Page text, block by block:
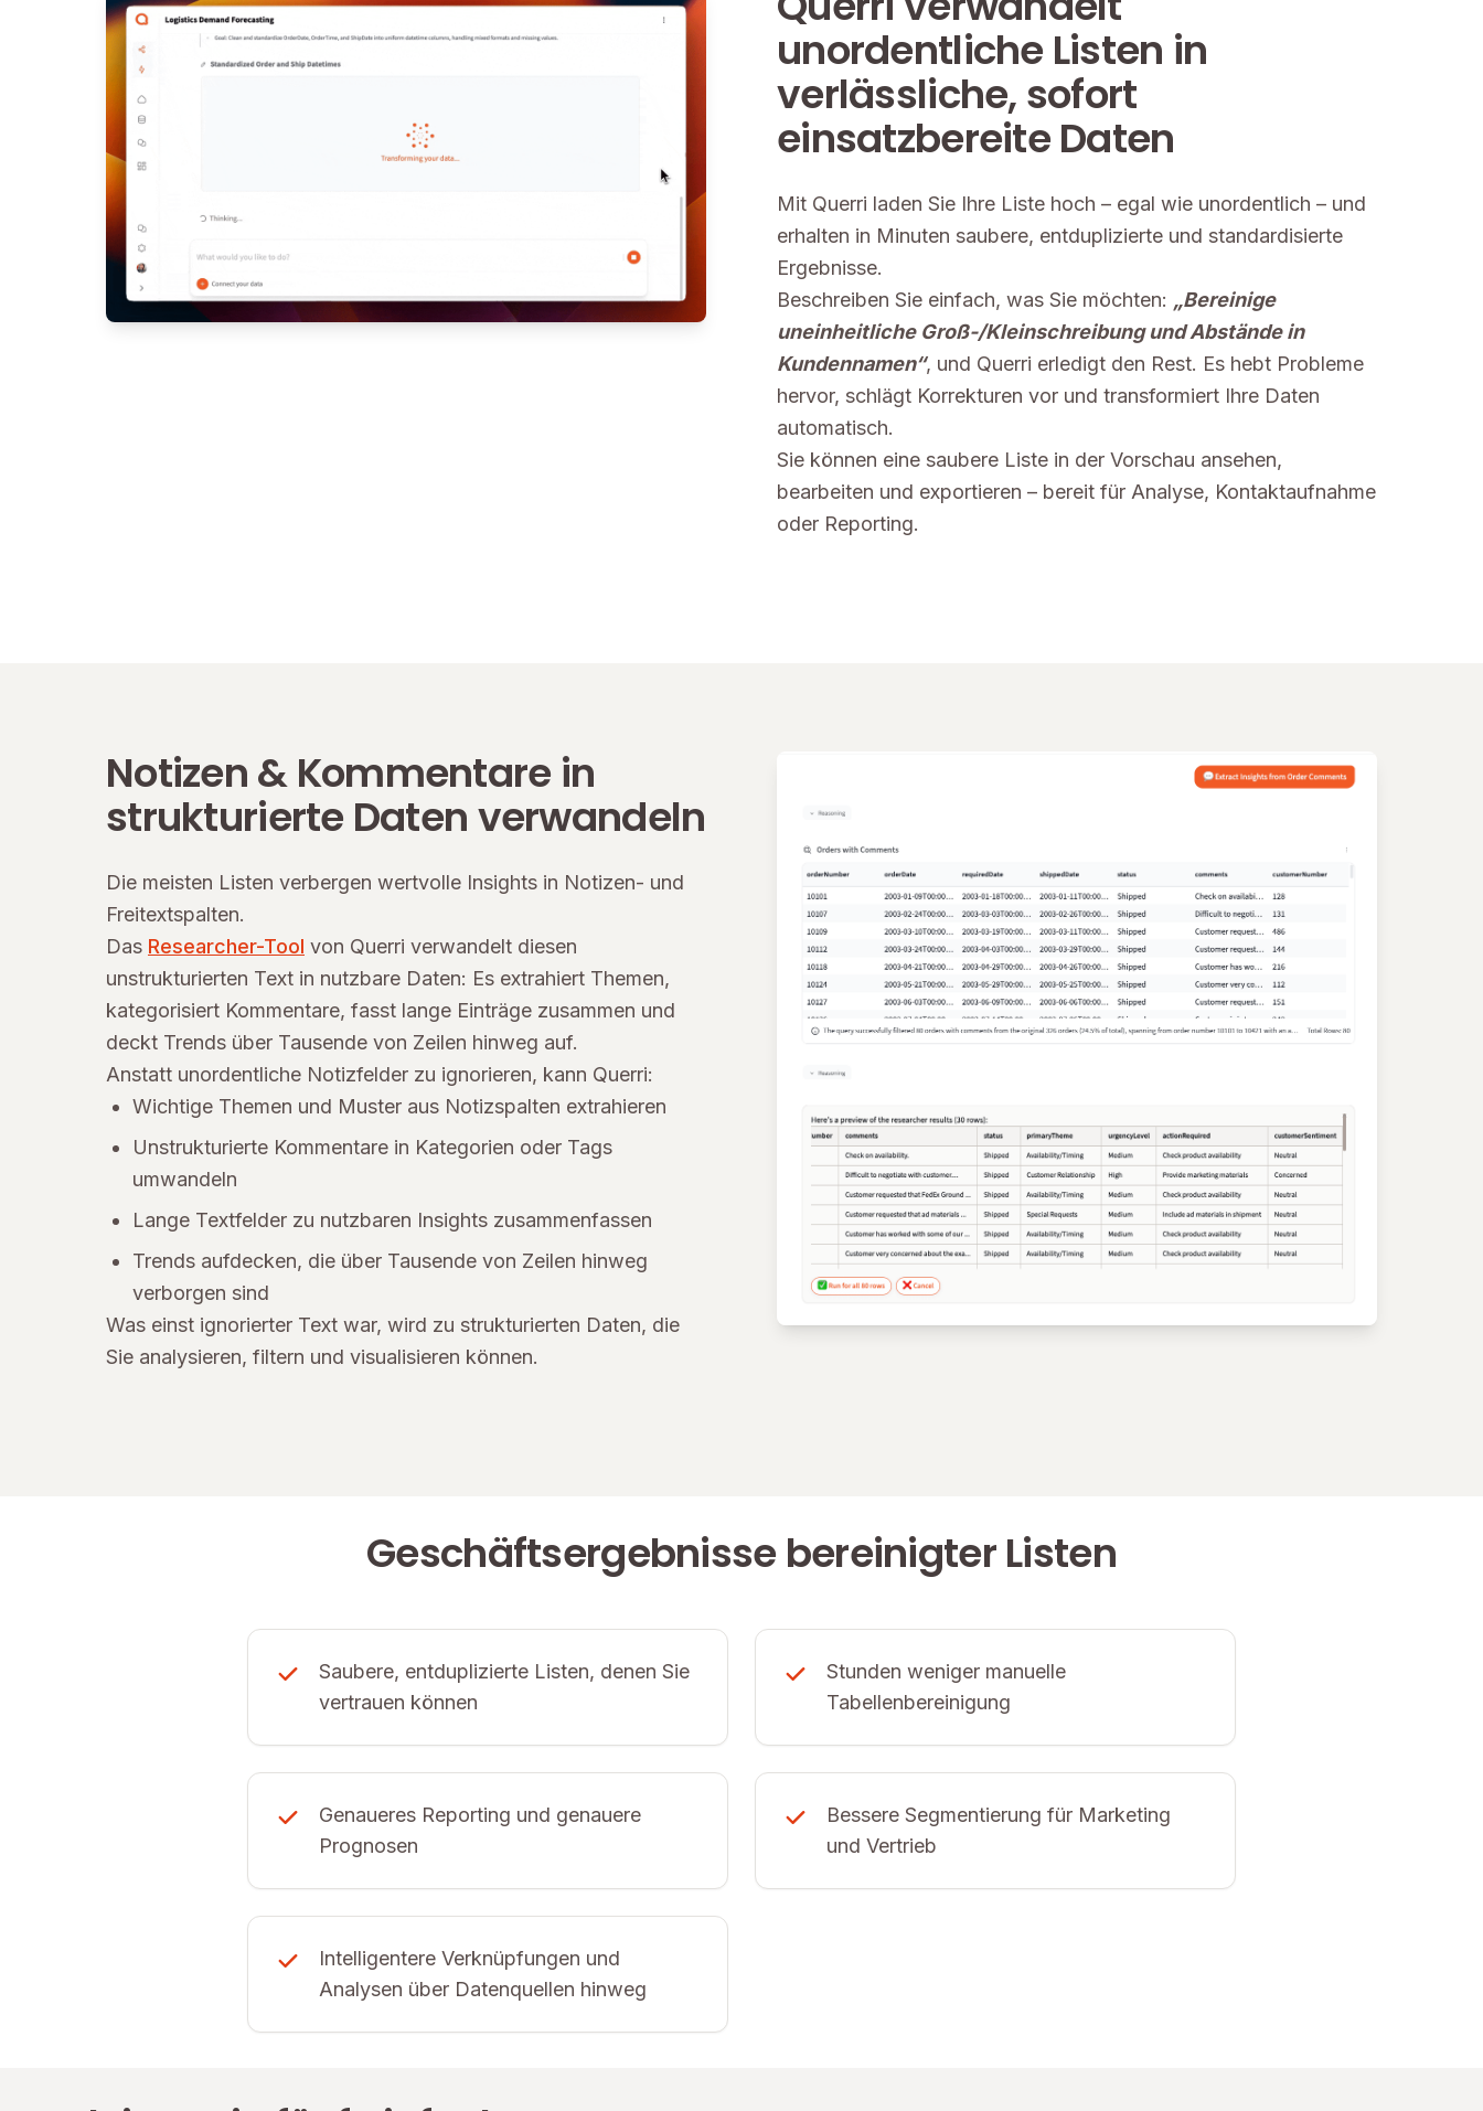
unordentliche Listen in
verlässliche, sofort
einsatzbereite Daten
Mit Querri laden Sie Ihre Liste hoch – egal wie unordentlich – und
erhalten in Minuten saubere, entduplizierte und standardisierte
Ergebnisse.
Beschreiben Sie einfach, was Sie möchten: „Bereinige
uneinheitliche Groß-/Kleinschreibung und Abstände in
Kundennamen“, und Querri erledigt den Rest. Es hebt Probleme
hervor, schlägt Korrekturen vor und transformiert Ihre Daten
automatisch.
Sie können eine saubere Liste in der Vorschau ansehen,
bearbeiten und exportieren – bereit für Analyse, Kontaktaufnahme
oder Reporting.
Notizen & Kommentare in
strukturierte Daten verwandeln
Die meisten Listen verbergen wertvolle Insights in Notizen- und
Freitextspalten.
Das Researcher-Tool von Querri verwandelt diesen
unstrukturierten Text in nutzbare Daten: Es extrahiert Themen,
kategorisiert Kommentare, fasst lange Einträge zusammen und
deckt Trends über Tausende von Zeilen hinweg auf.
Anstatt unordentliche Notizfelder zu ignorieren, kann Querri:
Wichtige Themen und Muster aus Notizspalten extrahieren
Unstrukturierte Kommentare in Kategorien oder Tags
umwandeln
Lange Textfelder zu nutzbaren Insights zusammenfassen
Trends aufdecken, die über Tausende von Zeilen hinweg
verborgen sind
Was einst ignorierter Text war, wird zu strukturierten Daten, die
Sie analysieren, filtern und visualisieren können.
Geschäftsergebnisse bereinigter Listen
Saubere, entduplizierte Listen, denen Sie
vertrauen können
Stunden weniger manuelle
Tabellenbereinigung
Genaueres Reporting und genauere
Prognosen
Bessere Segmentierung für Marketing
und Vertrieb
Intelligentere Verknüpfungen und
Analysen über Datenquellen hinweg